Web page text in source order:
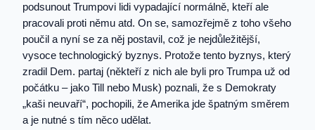
podsunout Trumpovi lidi vypadající normálně, kteří ale
pracovali proti němu atd. On se, samozřejmě z toho všeho
poučil a nyní se za něj postavil, což je nejdůležitější,
vysoce technologický byznys. Protože tento byznys, který
zradil Dem. partaj (někteří z nich ale byli pro Trumpa už od
počátku – jako Till nebo Musk) poznali, že s Demokraty
„kaši neuvaří“, pochopili, že Amerika jde špatným směrem
a je nutné s tím něco udělat.